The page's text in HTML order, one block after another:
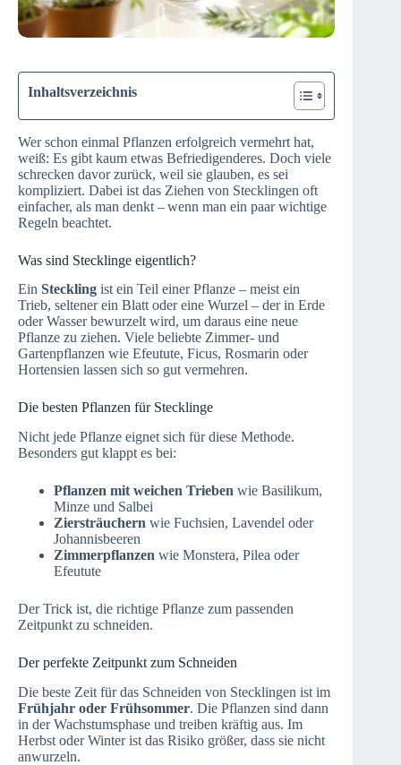
Inhaltsverzeichnis
Wer schon einmal Pflanzen erfolgreich vermehrt hat,
weiß: Es gibt kaum etwas Befriedigenderes. Doch viele
schrecken davor zurück, weil sie glauben, es sei
kompliziert. Dabei ist das Ziehen von Stecklingen oft
einfacher, als man denkt – wenn man ein paar wichtige
Regeln beachtet.
Was sind Stecklinge eigentlich?
Ein Steckling ist ein Teil einer Pflanze – meist ein
Trieb, seltener ein Blatt oder eine Wurzel – der in Erde
oder Wasser bewurzelt wird, um daraus eine neue
Pflanze zu ziehen. Viele beliebte Zimmer- und
Gartenpflanzen wie Efeutute, Ficus, Rosmarin oder
Hortensien lassen sich so gut vermehren.
Die besten Pflanzen für Stecklinge
Nicht jede Pflanze eignet sich für diese Methode.
Besonders gut klappt es bei:
Pflanzen mit weichen Trieben wie Basilikum,
Minze und Salbei
Ziersträuchern wie Fuchsien, Lavendel oder
Johannisbeeren
Zimmerpflanzen wie Monstera, Pilea oder
Efeutute
Der Trick ist, die richtige Pflanze zum passenden
Zeitpunkt zu schneiden.
Der perfekte Zeitpunkt zum Schneiden
Die beste Zeit für das Schneiden von Stecklingen ist im
Frühjahr oder Frühsommer. Die Pflanzen sind dann
in der Wachstumsphase und treiben kräftig aus. Im
Herbst oder Winter ist das Risiko größer, dass sie nicht
anwurzeln.